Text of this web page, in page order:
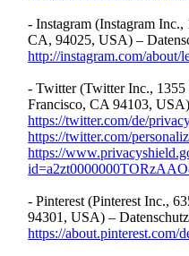
- Instagram (Instagram
CA, 94025, USA) –
http://instagram.com/about/
- Twitter (Twitter Inc., 1355
Francisco, CA 94103,
https://twitter.com/de/
https://twitter.com/
https://
- Pinterest (Pinterest Inc.,
94301, USA) –
https://about.pinterest.com/